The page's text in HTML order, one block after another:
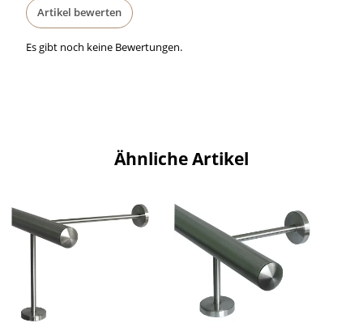
Artikel bewerten
Es gibt noch keine Bewertungen.
Ähnliche Artikel